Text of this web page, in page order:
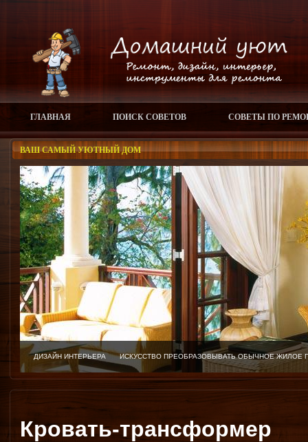
ГЛАВНАЯ ПОИСК СОВЕТОВ СОВЕТЫ ПО
ВАШ САМЫЙ УЮТНЫЙ ДОМ
ДИЗАЙН ИНТЕРЬЕРА ИСКУССТВО ПРЕОБРАЗОВЫВАТЬ ОБЫЧНОЕ
Кровать-трансформер